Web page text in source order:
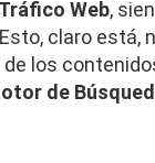
Tráfico Web,
claro está,
los
de